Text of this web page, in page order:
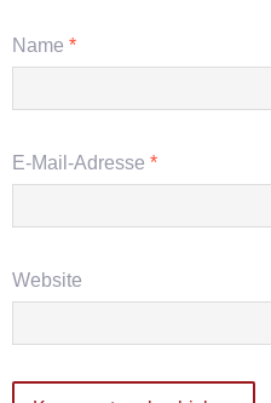
Name *
E-Mail-Adresse *
Website